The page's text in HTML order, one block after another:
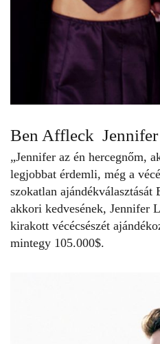
Ben Affleck
„Jennifer az én hercegnőm,
legjobbat érdemli, még a
szokatlan
akkori kedvesének, Jennifer
kirakott vécécsészét
mintegy 105.000$.